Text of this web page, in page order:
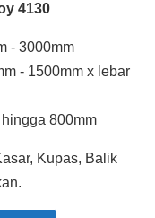
4130
- 3000mm
- 1500mm x lebar
800mm
Kupas, Balik